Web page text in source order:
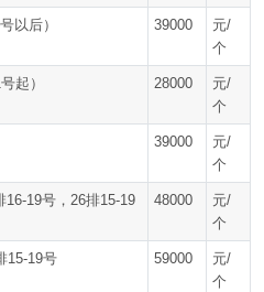
以后） 39000
元/
个
起） 28000
元/
个
39000
元/
个
16-19号，26排15-19
48000
元/
个
15-19号 59000
元/
个